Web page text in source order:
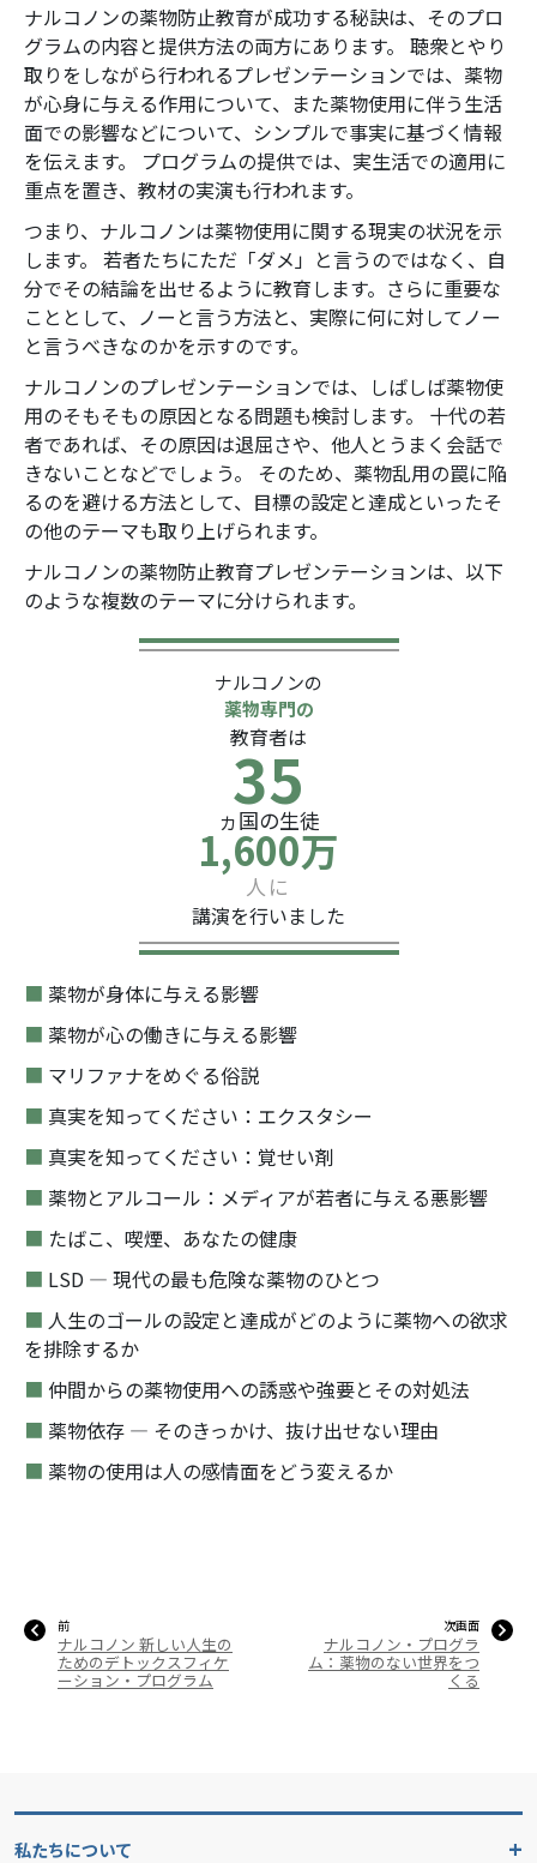
ナルコノンの薬物防止教育が成功する秘訣は、そのプロ
グラムの内容と提供方法の両方にあります。 聴衆とやり
取りをしながら行われるプレゼンテーションでは、薬物
が心身に与える作用について、また薬物使用に伴う生活
面での影響などについて、シンプルで事実に基づく情報
を伝えます。 プログラムの提供では、実生活での適用に
重点を置き、教材の実演も行われます。
つまり、ナルコノンは薬物使用に関する現実の状況を示
します。 若者たちにただ「ダメ」と言うのではなく、自
分でその結論を出せるように教育します。さらに重要な
こととして、ノーと言う方法と、実際に何に対してノー
と言うべきなのかを示すのです。
ナルコノンのプレゼンテーションでは、しばしば薬物使
用のそもそもの原因となる問題も検討します。 十代の若
者であれば、その原因は退屈さや、他人とうまく会話で
きないことなどでしょう。 そのため、薬物乱用の罠に陥
るのを避ける方法として、目標の設定と達成といったそ
の他のテーマも取り上げられます。
ナルコノンの薬物防止教育プレゼンテーションは、以下
のような複数のテーマに分けられます。
ナルコノンの
薬物専門の
教育者は
35
ヵ国の生徒
1,600万
人に
講演を行いました
■ 薬物が身体に与える影響
■ 薬物が心の働きに与える影響
■ マリファナをめぐる俗説
■ 真実を知ってください：エクスタシー
■ 真実を知ってください：覚せい剤
■ 薬物とアルコール：メディアが若者に与える悪影響
■ たばこ、喫煙、あなたの健康
■ LSD ― 現代の最も危険な薬物のひとつ
■ 人生のゴールの設定と達成がどのように薬物への欲求
を排除するか
■ 仲間からの薬物使用への誘惑や強要とその対処法
■ 薬物依存 ― そのきっかけ、抜け出せない理由
■ 薬物の使用は人の感情面をどう変えるか
前
ナルコノン 新しい人生の
ためのデトックスフィケ
ーション・プログラム
次画面
ナルコノン・プログラ
ム：薬物のない世界をつ
くる
私たちについて